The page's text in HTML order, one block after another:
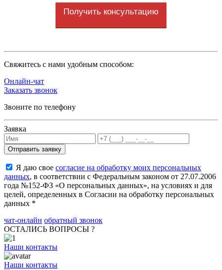
Получить консультацию
Cвяжитесь с нами удобным способом:
Онлайн-чат
Заказать звонок
Звоните по телефону
Заявка
Я даю свое согласие на обработку моих персональных
данных, в соответствии с Федеральным законом от 27.07.2006
года №152-ФЗ «О персональных данных», на условиях и для
целей, определенных в Согласии на обработку персональных
данных *
чат-онлайн обратный звонок
ОСТАЛИСЬ ВОПРОСЫ ?
Наши контакты
Наши контакты